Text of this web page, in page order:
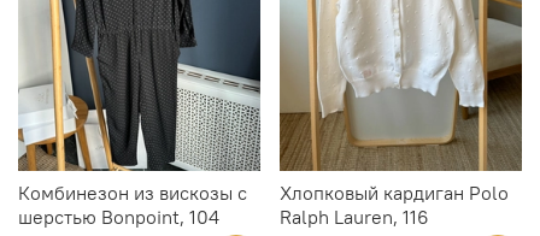
Комбинезон из вискозы с
шерстью Bonpoint, 104
Хлопковый кардиган Polo
Ralph Lauren, 116